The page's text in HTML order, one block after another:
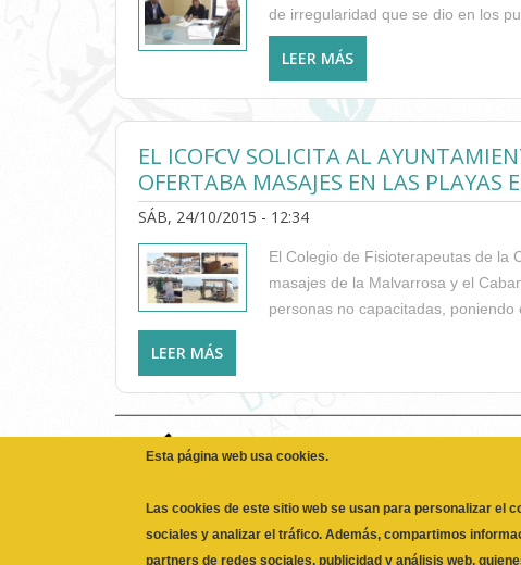
de irregularidad que se dio en los
LEER MÁS
PLAYAS DE VALENCIA
EL ICOFCV SOLICITA AL
OFERTABA MASAJES EN LAS PLAYAS
SÁB, 24/10/2015 - 12:34
El Colegio de Fisioterapeutas de la
masajes de la Malvarrosa y el
personas no capacitadas,
LEER MÁS
PLAYAS ESTE VERANO POR PONER EN
Esta página web usa cookies.
sociales y analizar el tráfico. Además, compartimos
partners de redes sociales, publicidad y análisis web,